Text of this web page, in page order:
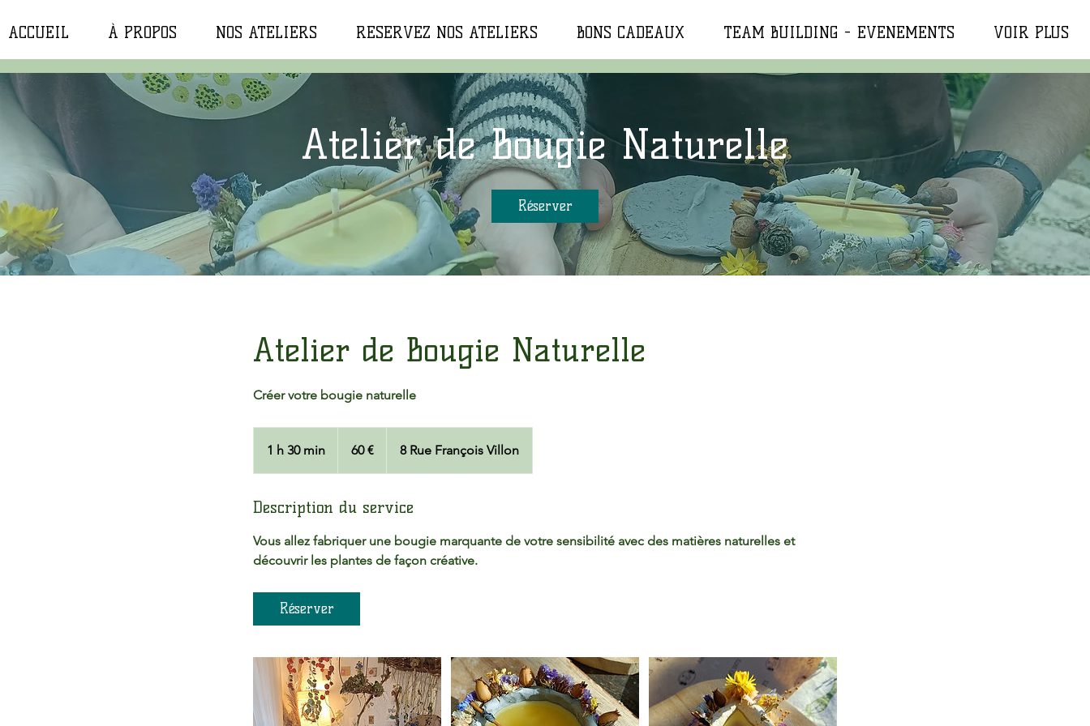
ACCUEIL À PROPOS NOS ATELIERS RESERVEZ NOS ATELIERS BONS CADEAUX TEAM BUILDING - EVENEMENTS VOIR PLUS
Atelier de Bougie Naturelle
Réserver
Atelier de Bougie Naturelle
Créer votre bougie naturelle
1 h 30 min
3
m
n
60 € 8 Rue François Villon
Description du service
Vous allez fabriquer une bougie marquante de votre sensibilité avec des matières naturelles et
découvrir les plantes de façon créative.
Réserver